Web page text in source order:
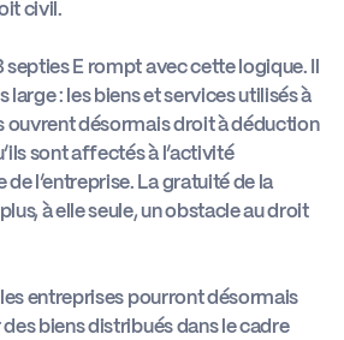
civil.
septies E rompt avec cette logique. Il
large : les biens et services utilisés à
ouvrent désormais droit à déduction
sont affectés à l’activité
l’entreprise. La gratuité de la
à elle seule, un obstacle au droit
entreprises pourront désormais
des biens distribués dans le cadre